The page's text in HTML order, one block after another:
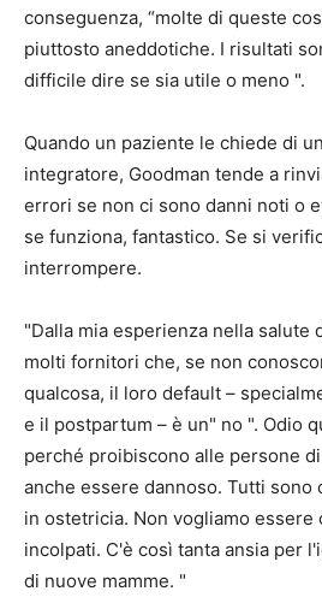
conseguenza, “molte di queste
piuttosto aneddotiche. I risultati
difficile dire se sia utile o meno ".
Quando un paziente le chiede di
integratore, Goodman tende a
errori se non ci sono danni noti o
se funziona, fantastico. Se si
interrompere.
"Dalla mia esperienza nella salute
molti fornitori che, se non
qualcosa, il loro default –
e il postpartum – è un" no ". Odio
perché proibiscono alle persone
anche essere dannoso. Tutti sono
in ostetricia. Non vogliamo essere
incolpati. C'è così tanta ansia per
di nuove mamme. "